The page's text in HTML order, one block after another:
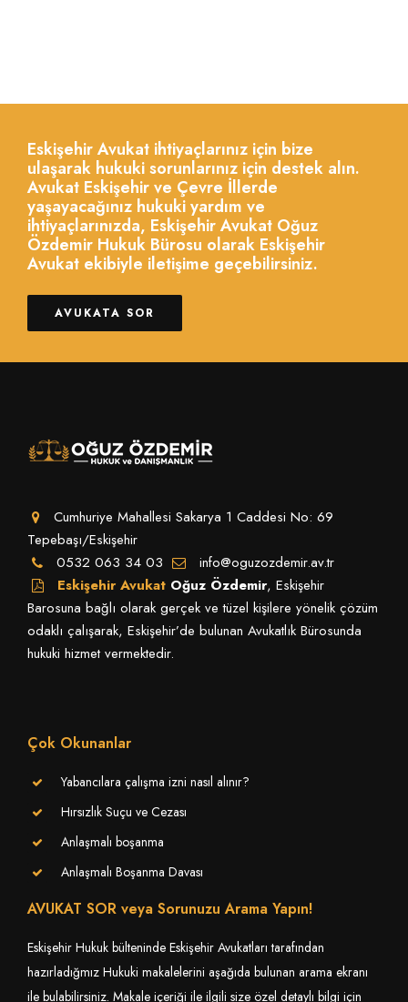
Eskişehir Avukat ihtiyaçlarınız için bize
ulaşarak hukuki sorunlarınız için destek alın.
Avukat Eskişehir ve Çevre İllerde
yaşayacağınız hukuki yardım ve
ihtiyaçlarınızda, Eskişehir Avukat Oğuz
Özdemir Hukuk Bürosu olarak Eskişehir
Avukat ekibiyle iletişime geçebilirsiniz.
AVUKATA SOR
Cumhuriye Mahallesi Sakarya 1 Caddesi No: 69
Tepebaşı/Eskişehir
0532 063 34 03
info@oguzozdemir.av.tr
Eskişehir Avukat Oğuz Özdemir, Eskişehir
Barosuna bağlı olarak gerçek ve tüzel kişilere yönelik çözüm
odaklı çalışarak, Eskişehir’de bulunan Avukatlık Bürosunda
hukuki hizmet vermektedir.
Çok Okunanlar
Yabancılara çalışma izni nasıl alınır?
Hırsızlık Suçu ve Cezası
Anlaşmalı boşanma
Anlaşmalı Boşanma Davası
AVUKAT SOR veya Sorunuzu Arama Yapın!
Eskişehir Hukuk bülteninde Eskişehir Avukatları tarafından
hazırladığmız Hukuki makalelerini aşağıda bulunan arama ekranı
ile bulabilirsiniz. Makale içeriği ile ilgili size özel detaylı bilgi için